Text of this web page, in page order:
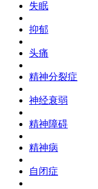
失眠
抑郁
头痛
精神分裂症
神经衰弱
精神障碍
精神病
自闭症